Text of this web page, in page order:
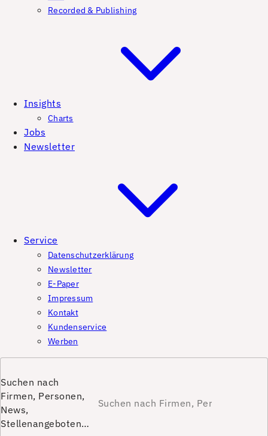
Recorded & Publishing
Insights
Charts
Jobs
Newsletter
Service
Datenschutzerklärung
Newsletter
E-Paper
Impressum
Kontakt
Kundenservice
Werben
Suchen nach
Firmen, Personen,
News,
Stellenangeboten…